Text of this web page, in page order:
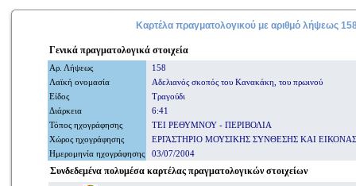
Καρτέλα πραγματολογικού με αριθμόλήψεως
Γενικά πραγματολογικά στοιχεία
Αρ. Λήψεως
158
Λαϊκή ονομασία
Αδελιανός σκοπός του Κανακάκη, του πρωινού
Είδος
Τραγούδι
Διάρκεια
6:41
Τόπος ηχογράφησης
ΤΕΙ ΡΕΘΥΜΝΟΥ - ΠΕΡΙΒΟΛΙΑ
Χώρος ηχογράφησης
ΕΡΓΑΣΤΗΡΙΟ ΜΟΥΣΙΚΗΣ ΣΥΝΘΕΣΗΣ ΚΑΙ ΕΙΚΟΝΑΣ
Ημερομηνία ηχογράφησης 03/07/2004
Συνδεδεμένα πολυμέσα καρτέλας πραγματολογικών στοιχείων